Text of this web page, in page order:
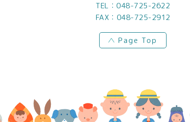
TEL： 048-725-2622
FAX：048-725-2912
Page Top